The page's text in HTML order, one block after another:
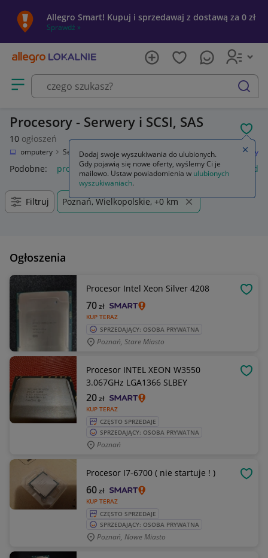
Allegro Smart! Kupuj i sprzedawaj z dostawą za 0 zł
Sprawdź »
Otwórz menu z kategoriami
szukaj
Procesory - Serwery i SCSI, SAS
10 ogłoszeń
Komputery Serwery i akcesoria Podzespoły serwerowe Procesory
Podobne: procesor procesory efekty preampy procesor
Filtruj Poznań, Wielkopolskie, +0 km
Ogłoszenia
Procesor Intel Xeon Silver 4208
KUP TERAZ
70zł
SPRZEDAJĄCY: OSOBA PRYWATNA
Poznań, Stare Miasto
Procesor INTEL XEON W3550
3.067GHz LGA1366 SLBEY
KUP TERAZ
20zł
CZĘSTO SPRZEDAJE
SPRZEDAJĄCY: OSOBA PRYWATNA
Poznań
Procesor I7-6700 ( nie startuje ! )
KUP TERAZ
60zł
CZĘSTO SPRZEDAJE
SPRZEDAJĄCY: OSOBA PRYWATNA
Poznań, Nowe Miasto
Dodaj swoje wyszukiwania do ulubionych.
Gdy pojawią się nowe oferty, wyślemy Ci je
mailowo. Ustaw powiadomienia w ulubionych
wyszukiwaniach.